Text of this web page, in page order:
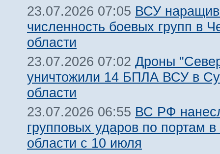
23.07.2026 07:05 ВСУ
численность боевых групп в
области
23.07.2026 07:02 Дроны
уничтожили 14 БПЛА ВСУ в
области
23.07.2026 06:55 ВС РФ
групповых ударов по портам
области с 10 июля